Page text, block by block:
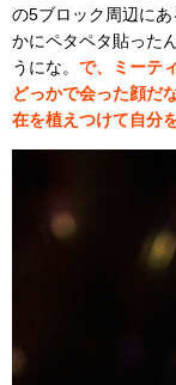
の5ブロック周辺に
かにペタペタ貼った
うにな。 で、ミーテ
どっかで会った顔だ
在を植えつけて自分